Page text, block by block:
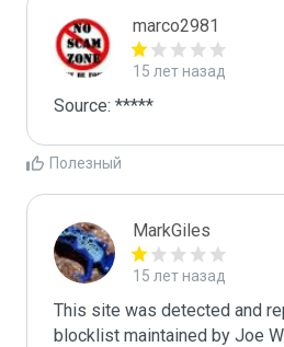
marco2981
15 лет назад
Полезный
MarkGiles
15 лет назад
This site was detected and
blocklist maintained by Joe